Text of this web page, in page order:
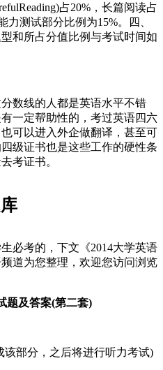
占20%，长篇阅读占
力测试部分比例为15%。四、
和所占分值比例与考试时间如
数线的人都是英语水平不错
一定帮助性的，考过英语四六
可以进入外企做翻译，甚至可
级证书也是这些工作的硬性条
考证书。
必考的，下文《2014大学英语
道为您整理，欢迎您访问浏览
题及答案(第二套)
部分，之后将进行听力考试)